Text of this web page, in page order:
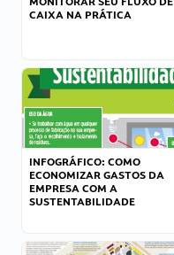
CAIXA NA PRÁTICA
INFOGRÁFICO: COMO
ECONOMIZAR GASTOS DA
EMPRESA COM A
SUSTENTABILIDADE